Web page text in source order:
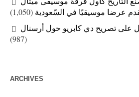
عرضا موسيقيًا في السّعودية (1,050)
على تصريح دي كابريو حول أرسنال
(987)
ARCHIVES